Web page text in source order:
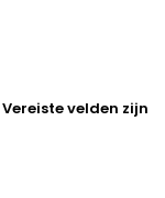
Vereiste velden zijn